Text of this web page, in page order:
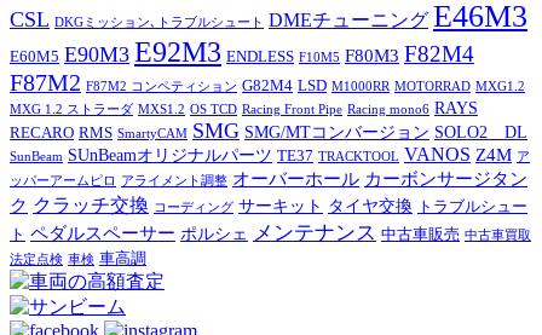
CSL DKGミッション､トラブルシュート DMEチューニング E46M3
E60M5 E90M3 E92M3 ENDLESS F10M5 F80M3 F82M4
F87M2 F87M2 コンペティション G82M4 LSD M1000RR MOTORRAD MXG1.2
MXG 1.2 ストラーダ MXS1.2 OS TCD Racing Front Pipe Racing mono6 RAYS
RECARO RMS SmartyCAM SMG SMG/MTコンバージョン SOLO2 DL
SunBeam SUnBeamオリジナルパーツ TE37 TRACKTOOL VANOS Z4M ア
ッパーアームピロ
アライメント調整 オーバーホール カーボンサージタン
ク クラッチ交換 コーディング サーキット タイヤ交換 トラブルシュー
ト ペダルスペーサー ポルシェ メンテナンス 中古車販売 中古車買取
法定点検 車検 車高調